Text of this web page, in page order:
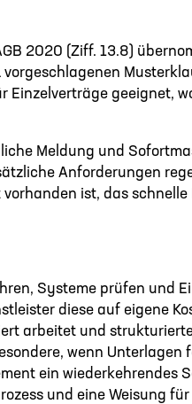
2020 (Ziff. 13.8)
Einzelverträge geeignet,
Meldung und
Anforderungen
ist, das schnelle
Systeme prüfen und
diese auf eigene
arbeitet und
wenn Unterlagen
ein wiederkehrendes
und eine Weisung für